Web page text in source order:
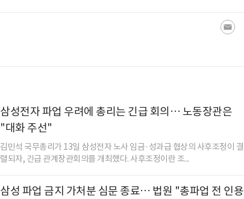
삼성전자 파업 우려에 총리는 긴급 회의… 노동장관은
"대화 주선"
김민석 국무총리가 13일 삼성전자 노사 임금·성과급 협상의 사후조정이 결
렬되자, 긴급 관계장관회의를 개최했다. 사후조정이란 조...
삼성 파업 금지 가처분 심문 종료… 법원 "총파업 전 인용